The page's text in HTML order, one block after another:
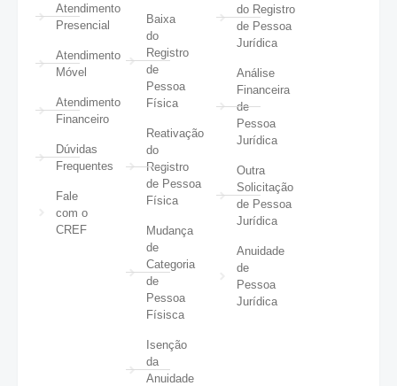
Atendimento
Presencial
Atendimento
Móvel
Atendimento
Financeiro
Dúvidas
Frequentes
Fale
com o
CREF
Baixa
do
Registro
de
Pessoa
Física
Reativação
do
Registro
de Pessoa
Física
Mudança
de
Categoria
de
Pessoa
Físisca
Isenção
da
Anuidade
do Registro
de Pessoa
Jurídica
Análise
Financeira
de
Pessoa
Jurídica
Outra
Solicitação
de Pessoa
Jurídica
Anuidade
de
Pessoa
Jurídica